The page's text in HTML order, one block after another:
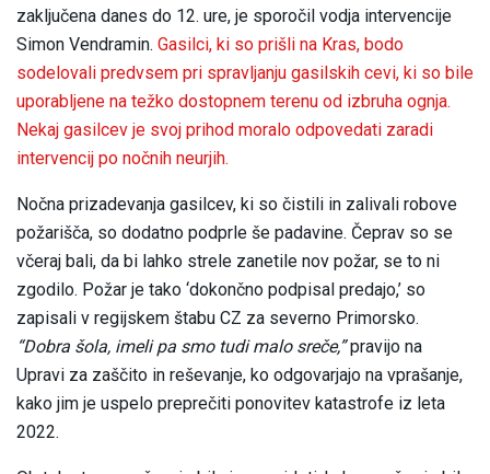
zaključena danes do 12. ure, je sporočil vodja intervencije
Simon Vendramin. Gasilci, ki so prišli na Kras, bodo
sodelovali predvsem pri spravljanju gasilskih cevi, ki so bile
uporabljene na težko dostopnem terenu od izbruha ognja.
Nekaj gasilcev je svoj prihod moralo odpovedati zaradi
intervencij po nočnih neurjih.
Nočna prizadevanja gasilcev, ki so čistili in zalivali robove
požarišča, so dodatno podprle še padavine. Čeprav so se
včeraj bali, da bi lahko strele zanetile nov požar, se to ni
zgodilo. Požar je tako ‘dokončno podpisal predajo,’ so
zapisali v regijskem štabu CZ za severno Primorsko.
“Dobra šola, imeli pa smo tudi malo sreče,”pravijo na
Upravi za zaščito in reševanje, ko odgovarjajo na vprašanje,
kako jim je uspelo preprečiti ponovitev katastrofe iz leta
2022.